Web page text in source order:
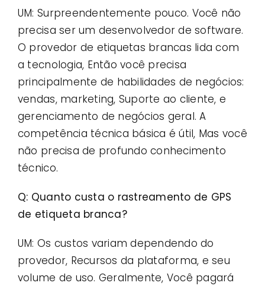
UM: Surpreendentemente pouco. Você não
precisa ser um desenvolvedor de software.
O provedor de etiquetas brancas lida com
a tecnologia, Então você precisa
principalmente de habilidades de negócios:
vendas, marketing, Suporte ao cliente, e
gerenciamento de negócios geral. A
competência técnica básica é útil, Mas você
não precisa de profundo conhecimento
técnico.
Q: Quanto custa o rastreamento de GPS
de etiqueta branca?
UM: Os custos variam dependendo do
provedor, Recursos da plataforma, e seu
volume de uso. Geralmente, Você pagará